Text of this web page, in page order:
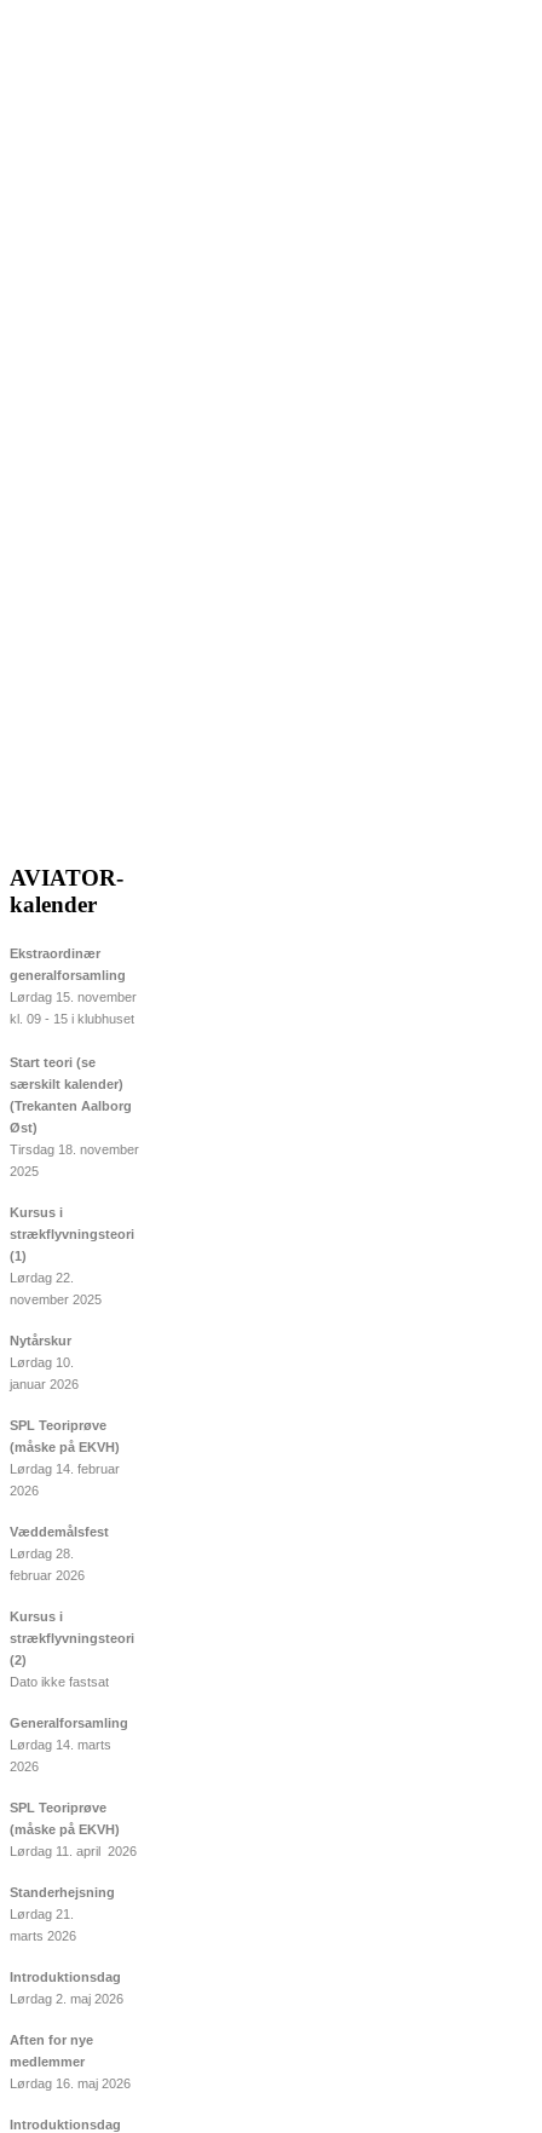
AVIATOR-
kalender
Ekstraordinær
generalforsamling
Lørdag 15. november
kl. 09 - 15 i klubhuset
Start teori (se
særskilt kalender)
(Trekanten Aalborg
Øst)
Tirsdag 18. november
2025
Kursus i
strækflyvningsteori
(1)
Lørdag 22.
november 2025
Nytårskur
Lørdag 10.
januar 2026
SPL Teoriprøve
(måske på EKVH)
Lørdag 14. februar
2026
Væddemålsfest
Lørdag 28.
februar 2026
Kursus i
strækflyvningsteori
(2)
Dato ikke fastsat
Generalforsamling
Lørdag 14. marts
2026
SPL Teoriprøve
(måske på EKVH)
Lørdag 11. april 2026
Standerhejsning
Lørdag 21.
marts 2026
Introduktionsdag
Lørdag 2. maj 2026
Aften for nye
medlemmer
Lørdag 16. maj 2026
Introduktionsdag